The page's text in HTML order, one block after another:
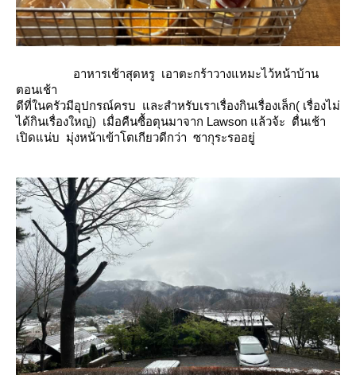
อาหารเช้าสุดหรู เอาตะกร้าวางแหมะไว้หน้าบ้าน
ตอนเช้า
ดีที่ในครัวมีอุปกรณ์ครบ และสำหรับเราเรื่องกินเรื่องเล็ก( เรื่องไม่
ได้กินเรื่องใหญ่) เมื่อคืนซื้อตุนมาจาก Lawson แล้วจ้ะ ตื่นเช้า
เปิดแน่บ มุ่งหน้าเข้าโตเกียวดีกว่า ซากุระรออยู่